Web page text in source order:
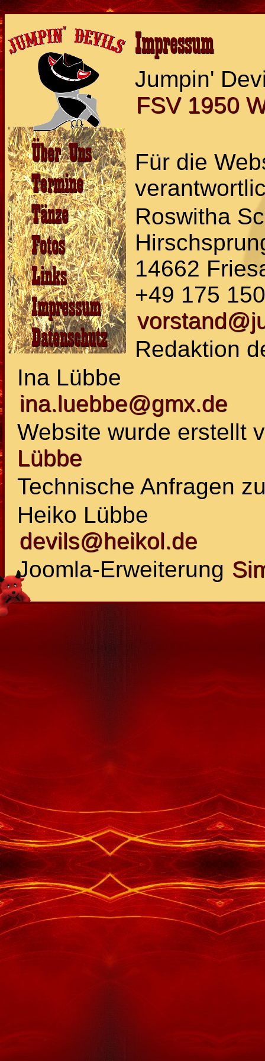
Über Uns
Termine
Tänze
Fotos
Links
Impressum
Datenschutz
Impressum
Jumpin'
FSV 1950
Für die
Roswitha
14662
+49 175
Redaktion
Ina Lübbe
ina.luebbe@gmx.de
Website wurde erstellt
Lübbe
Technische Anfragen
Heiko Lübbe
devils@heikol.de
Joomla-Erweiterung